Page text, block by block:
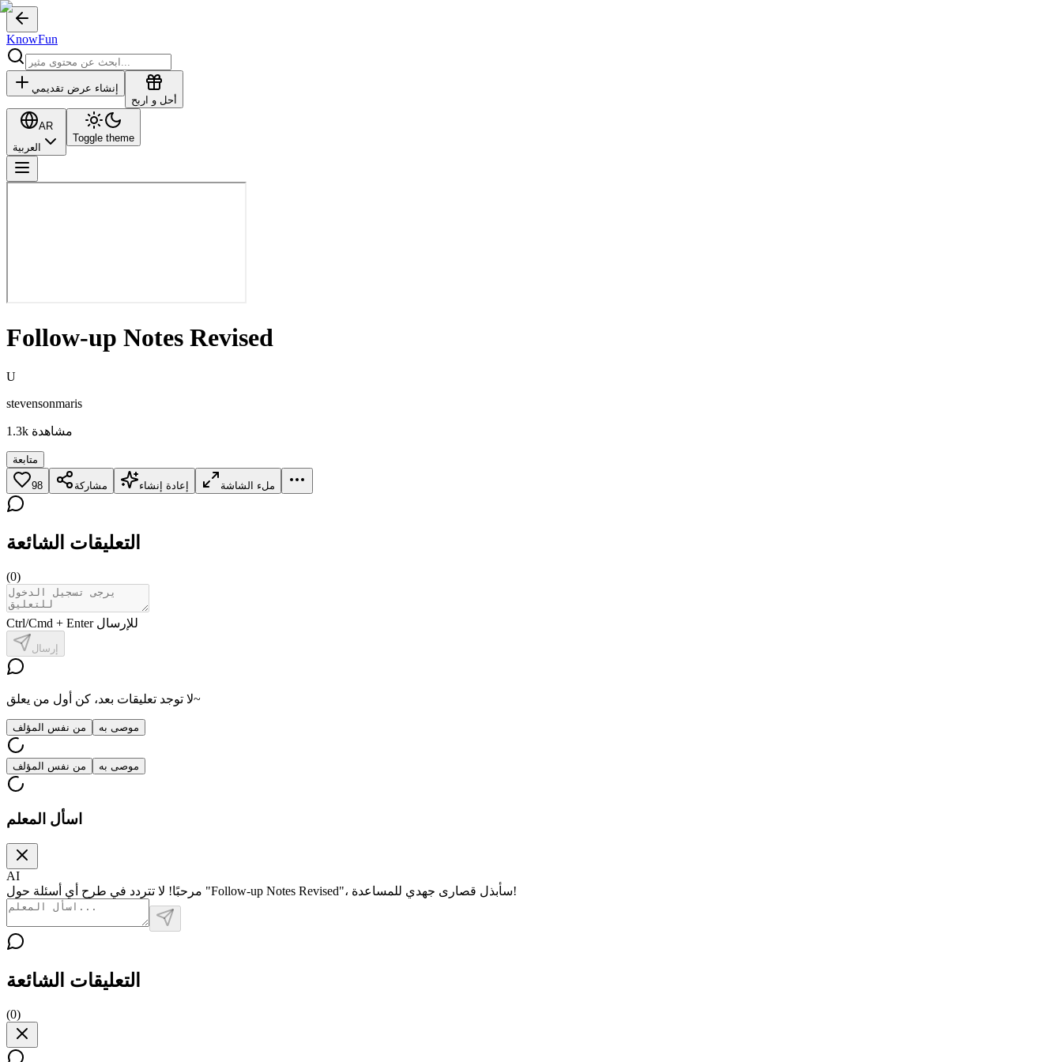
KnowFun
إنشاء عرض تقديمي
أحل و اربح
AR
العربية
Toggle theme
Follow-up Notes Revised
U
stevensonmaris
1.3k مشاهدة
متابعة
98 مشاركة إعادة إنشاء ملء الشاشة
التعليقات الشائعة
(0)
Ctrl/Cmd + Enter للإرسال
إرسال
لا توجد تعليقات بعد، كن أول من يعلق~
من نفس المؤلف موصى به
من نفس المؤلف موصى به
اسأل المعلم
AI
مرحبًا! لا تتردد في طرح أي أسئلة حول "Follow-up Notes Revised"، سأبذل قصارى جهدي للمساعدة!
التعليقات الشائعة
(0)